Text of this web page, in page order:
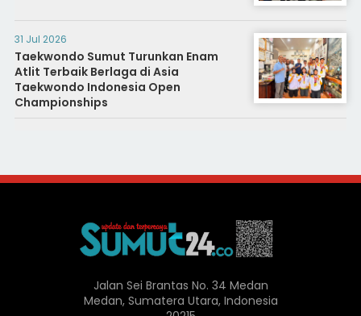
31 Jul 2026
Taekwondo Sumut Turunkan Enam
Atlit Terbaik Berlaga di Asia
Taekwondo Indonesia Open
Championships
Jalan Sei Brantas No. 34 Medan
Medan, Sumatera Utara, Indonesia